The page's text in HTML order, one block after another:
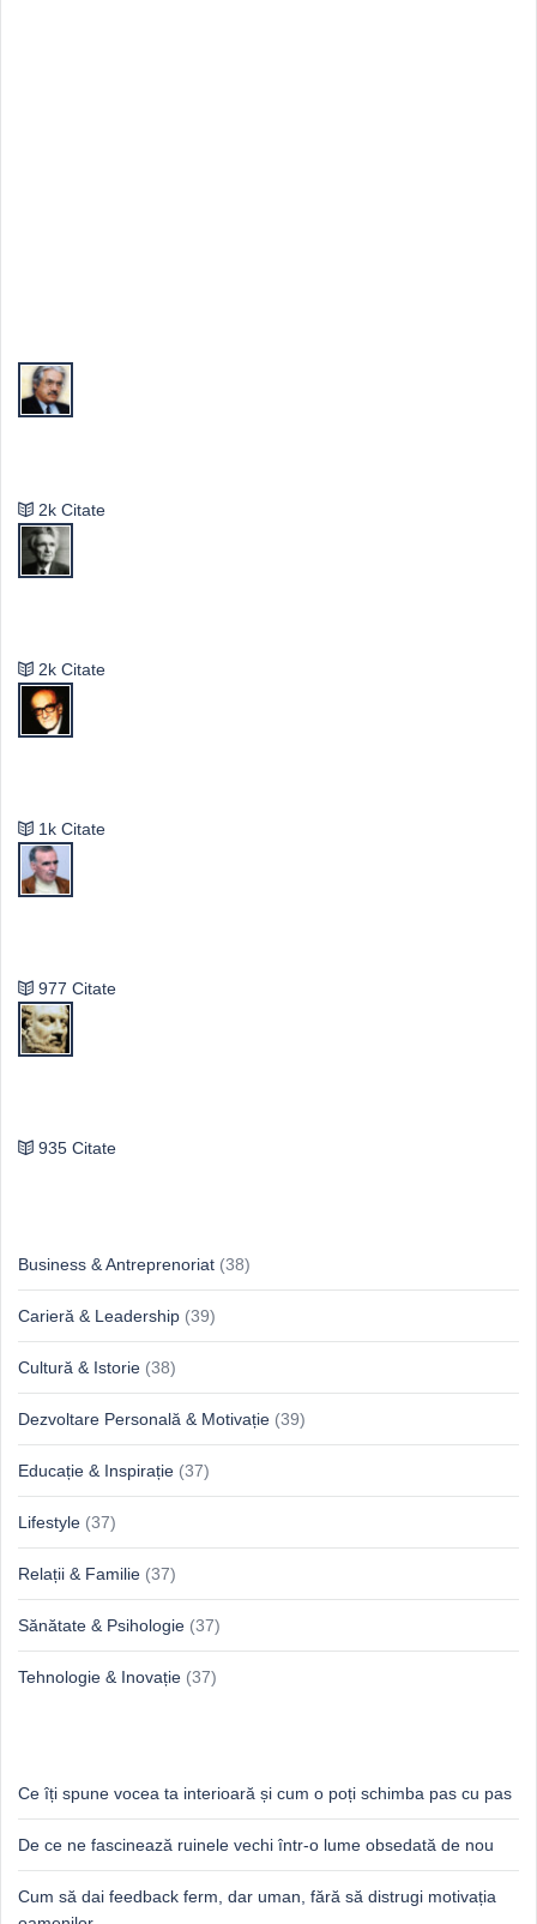
2k Citate
2k Citate
1k Citate
977 Citate
935 Citate
Business & Antreprenoriat (38)
Carieră & Leadership (39)
Cultură & Istorie (38)
Dezvoltare Personală & Motivație (39)
Educație & Inspirație (37)
Lifestyle (37)
Relații & Familie (37)
Sănătate & Psihologie (37)
Tehnologie & Inovație (37)
Ce îți spune vocea ta interioară și cum o poți schimba pas cu pas
De ce ne fascinează ruinele vechi într-o lume obsedată de nou
Cum să dai feedback ferm, dar uman, fără să distrugi motivația